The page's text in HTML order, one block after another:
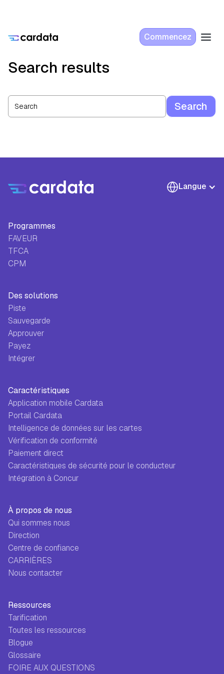
Commencez
Search results
Langue
Programmes
FAVEUR
TFCA
CPM
Des solutions
Piste
Sauvegarde
Approuver
Payez
Intégrer
Caractéristiques
Application mobile Cardata
Portail Cardata
Intelligence de données sur les cartes
Vérification de conformité
Paiement direct
Caractéristiques de sécurité pour le conducteur
Intégration à Concur
À propos de nous
Qui sommes nous
Direction
Centre de confiance
CARRIÈRES
Nous contacter
Ressources
Tarification
Toutes les ressources
Blogue
Glossaire
FOIRE AUX QUESTIONS